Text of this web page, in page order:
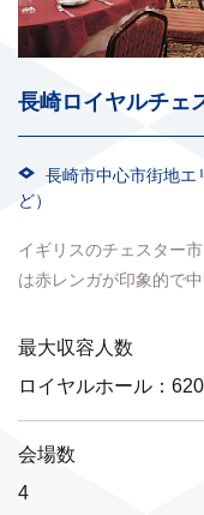
長崎ロイヤルチェ
長崎市中心市街地エ
ど）
イギリスのチェスター
は赤レンガが印象的で
最大収容人数
ロイヤルホール：
会場数
4